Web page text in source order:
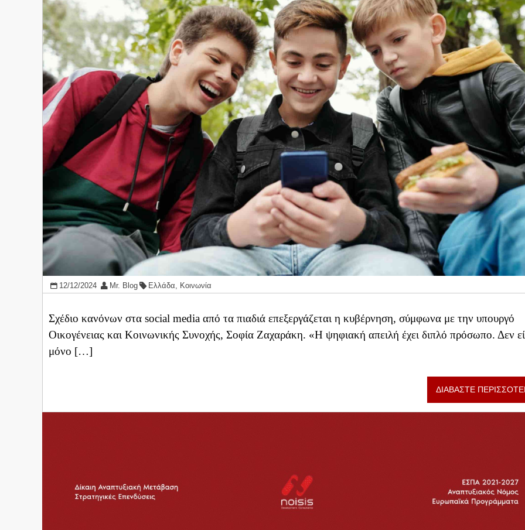
12/12/2024 Mr. Blog Ελλάδα Κοινωνία
Σχέδιο κανόνων στα social media από τα πιαδιά επεξεργάζεται η κυβέρνηση, σύμφωνα με την υπουργό
Οικογένειας και Κοινωνικής Συνοχής, Σοφία Ζαχαράκη. «Η ψηφιακή απειλή έχει διπλό πρόσωπο. Δεν
μόνο […]
ΔΙΑΒΑΣΤΕ